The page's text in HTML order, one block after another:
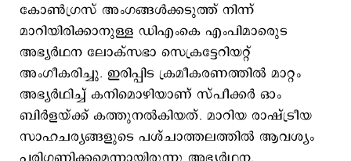
കോണ്‍ഗ്രസ് അംഗങ്ങള്‍ക്കടുത്ത് നിന്ന്
മാറിയിരിക്കാനുള്ള ഡിഎംകെ എംപിമാരുെട
അഭ്യര്‍ഥന ലോക്സഭാ സെക്രട്ടേറിയറ്റ്
അംഗീകരിച്ചു. ഇരിപ്പിട ക്രമീകരണത്തില്‍ മാറ്റം
അഭ്യര്‍ഥിച്ച് കനിമൊഴിയാണ് സ്പീക്കര്‍ ഓം
ബിര്‍ളയ്ക്ക് കത്തുനല്‍കിയത്. മാറിയ രാഷ്ട്രീയ
സാഹചര്യങ്ങളുടെ പശ്ചാത്തലത്തില്‍ ആവശ്യം